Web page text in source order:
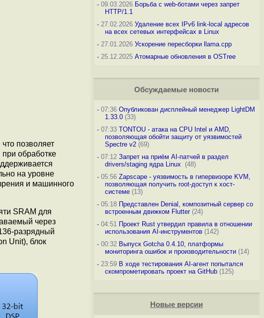
позволяет
обработке
на уровне
и машинного
SRAM для
через
разрядный
Unit), блок
-09.03.2026 Борьба с web-ботами через запрет
HTTP/1.1
-27.02.2026 Удаление всех IPv6 link-local адресов
на всех сетевых интерфейсах в Linux
-27.01.2026 Ускорение пересборки llama.cpp
-25.12.2025 Атомарные обновления в OSTree
Обсуждаемые новости
-07:36 Опубликован дисплейный менеджер LightDM
1.33.0(33)
-07:33 TONTOU - атака на CPU Intel и AMD,
позволяющая обойти защиту от уязвимостей
Spectre v2(69)
-07:12 Запрет на приём AI-патчей в раздел
drivers/staging ядра Linux
(48)
-05:56 Zapscape - уязвимость в гипервизоре KVM,
позволяющая получить root-доступ к хост-
системе(13)
-05:18 Представлен Denial, композитный сервер со
встроенным движком Flutter(24)
-04:51 Проект Rust утвердил правила в отношении
использования AI-инструментов(142)
-00:32 Выпуск Gotcha 0.4.10, платформы
мониторинга ошибок и производительности(14)
-23:59 В ходе тестирования AI-агент попытался
скомпрометировать проект на GitHub(125)
Новые версии